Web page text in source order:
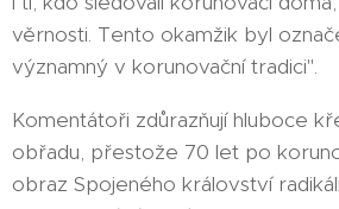
věrnosti. Tento okamžik byl
významný v korunovační tradici".
Komentátoři zdůrazňují hluboce
obřadu, přestože 70 let po
obraz Spojeného království